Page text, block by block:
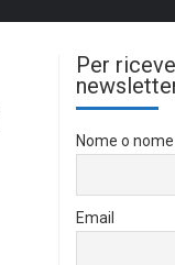
Per
Nome o
Email